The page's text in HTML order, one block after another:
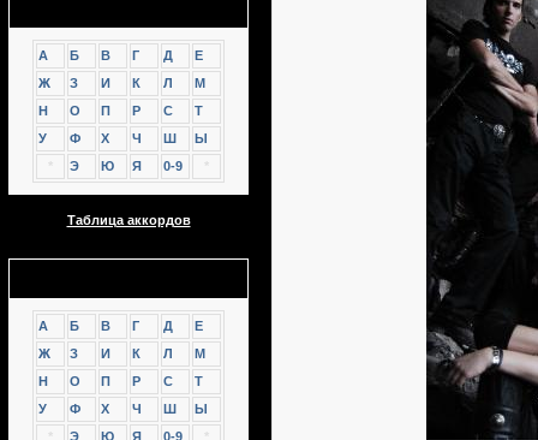
А Б В Г Д
Е
Ж
З И К Л
М
Н
О П Р С
Т
У
Ф Х Ч Ш
Ы
Э Ю Я 0-9
Таблица аккордов
А Б В Г Д
Е
Ж
З И К Л
М
Н
О П Р С
Т
У
Ф Х Ч Ш
Ы
Э Ю Я 0-9